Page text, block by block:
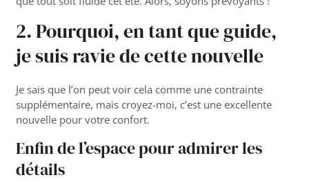
2. Pourquoi, en tant que guide,
je suis ravie de cette nouvelle
Je sais que l’on peut voir cela comme une contrainte
supplémentaire, mais croyez-moi, c’est une excellente
nouvelle pour votre confort.
Enfin de l’espace pour admirer les
détails